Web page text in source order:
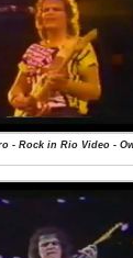
- Rock in Rio Video -